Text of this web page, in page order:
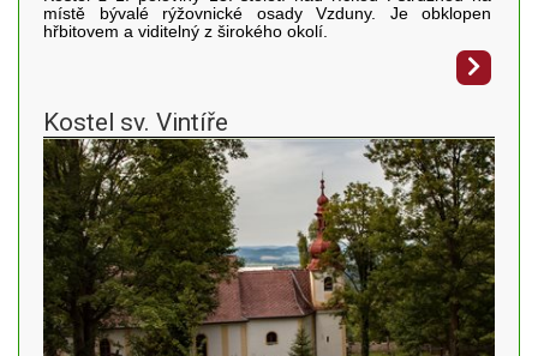
místě bývalé rýžovnické osady Vzduny. Je obklopen
hřbitovem a viditelný z širokého okolí.
Kostel sv. Vintíře